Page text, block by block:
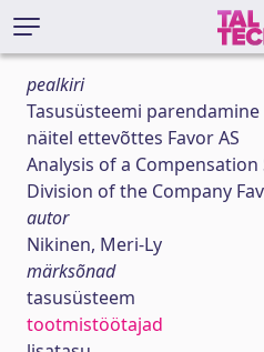
pealkiri
Tasusüsteemi
näitel ettevõttes Favor AS
Analysis of a
Division of the Company
autor
Nikinen, Meri-Ly
märksõnad
tasusüsteem
tootmistöötajad